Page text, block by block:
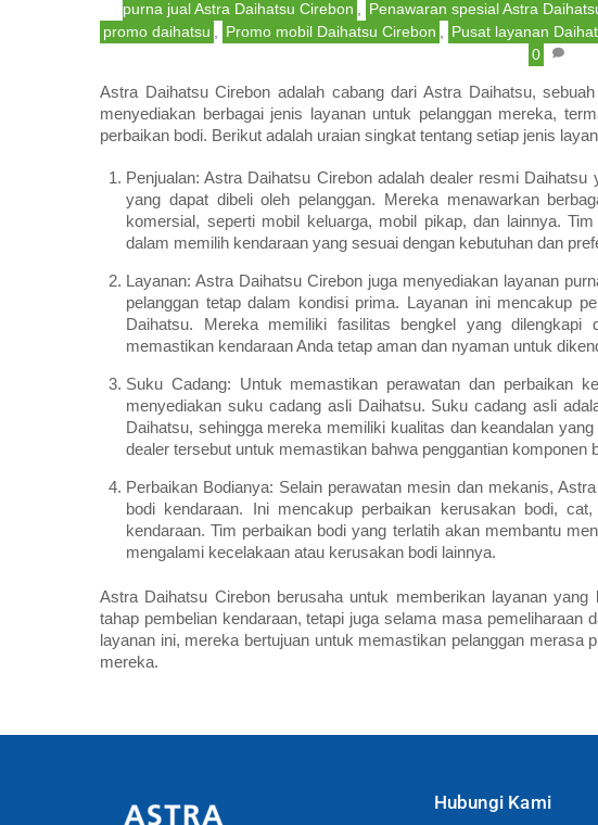
purna jual Astra Daihatsu Cirebon , Penawaran spesial Astra
promo daihatsu , Promo mobil Daihatsu Cirebon , Pusat layanan
0
Astra Daihatsu Cirebon adalah cabang dari Astra Daihatsu,
menyediakan berbagai jenis layanan untuk pelanggan mereka,
perbaikan bodi. Berikut adalah uraian singkat tentang setiap jenis
Penjualan: Astra Daihatsu Cirebon adalah dealer resmi
yang dapat dibeli oleh pelanggan. Mereka menawarkan
komersial, seperti mobil keluarga, mobil pikap, dan lainnya.
dalam memilih kendaraan yang sesuai dengan kebutuhan dan
Layanan: Astra Daihatsu Cirebon juga menyediakan layanan
pelanggan tetap dalam kondisi prima. Layanan ini mencakup
Daihatsu. Mereka memiliki fasilitas bengkel yang
memastikan kendaraan Anda tetap aman dan nyaman untuk
Suku Cadang: Untuk memastikan perawatan dan perbaikan
menyediakan suku cadang asli Daihatsu. Suku cadang asli
Daihatsu, sehingga mereka memiliki kualitas dan keandalan
dealer tersebut untuk memastikan bahwa penggantian komponen
Perbaikan Bodianya: Selain perawatan mesin dan mekanis,
bodi kendaraan. Ini mencakup perbaikan kerusakan bodi,
kendaraan. Tim perbaikan bodi yang terlatih akan membantu
mengalami kecelakaan atau kerusakan bodi lainnya.
Astra Daihatsu Cirebon berusaha untuk memberikan layanan
tahap pembelian kendaraan, tetapi juga selama masa pemeliharaan
layanan ini, mereka bertujuan untuk memastikan pelanggan merasa
mereka.
Hubungi Kami